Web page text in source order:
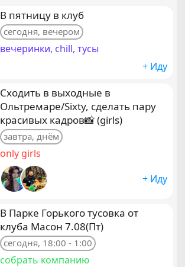
В пятницу в клуб
сегодня, вечером
вечеринки, chill, тусы
+ Иду
Сходить в выходные в
Ольтремаре/Sixty, сделать пару
красивых кадров📸 (girls)
завтра, днём
only girls
+ Иду
В Парке Горького тусовка от
клуба Масон 7.08(Пт)
сегодня, 18:00 - 1:00
собрать компанию